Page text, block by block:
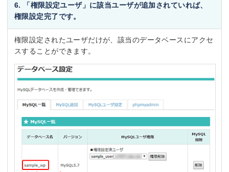
6. 「権限設定ユーザ」に該当ユーザが追加されていれば、
権限設定完了です。
権限設定されたユーザだけが、該当のデータベースにアクセ
スすることができます。